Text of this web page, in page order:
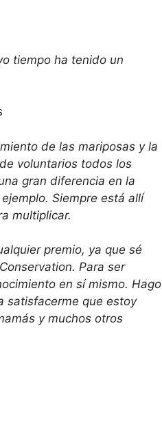
tiempo ha tenido un
de las mariposas y la
voluntarios todos los
gran diferencia en la
Siempre está allí
multiplicar.
premio, ya que sé
Para ser
en sí mismo. Hago
satisfacerme que estoy
y muchos otros